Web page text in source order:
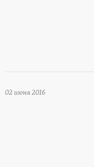
02 июня 2016